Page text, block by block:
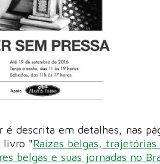
é descrita em detalhes, nas
livro "Raízes belgas, trajetórias
belgas e suas jornadas no